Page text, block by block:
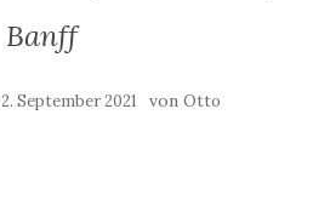
Banff
2. September 2021 von Otto